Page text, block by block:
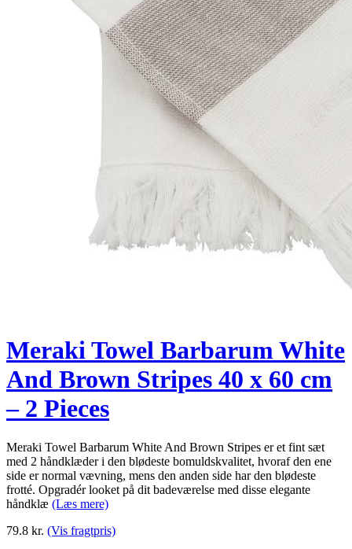
Meraki Towel Barbarum White
And Brown Stripes 40 x 60 cm
– 2 Pieces
Meraki Towel Barbarum White And Brown Stripes er et fint sæt
med 2 håndklæder i den blødeste bomuldskvalitet, hvoraf den ene
side er normal vævning, mens den anden side har den blødeste
frotté. Opgradér looket på dit badeværelse med disse elegante
håndklæ (Læs mere)
79.8 kr. (Vis fragtpris)